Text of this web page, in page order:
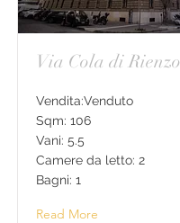
Via Cola di Rienzo
Vendita:Venduto
Sqm: 106
Vani: 5.5
Camere da letto: 2
Bagni: 1
Read More